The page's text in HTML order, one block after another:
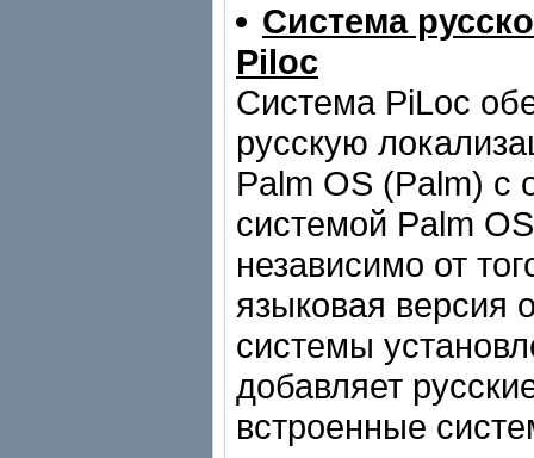
Система
Piloc
Система PiLoc
русскую
Palm OS (Palm) c
системой Palm
независимо от
языковая версия
системы
добавляет
встроенные